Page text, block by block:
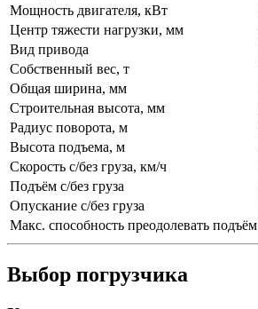
Мощность двигателя, кВт
Центр тяжести нагрузки, мм
Вид привода
Собственный вес, т
Общая ширина, мм
Строительная высота, мм
Радиус поворота, м
Высота подъема, м
Скорость с/без груза, км/ч
Подъём с/без груза
Опускание с/без груза
Макс. способность преодолевать подъём
Выбор погрузчика